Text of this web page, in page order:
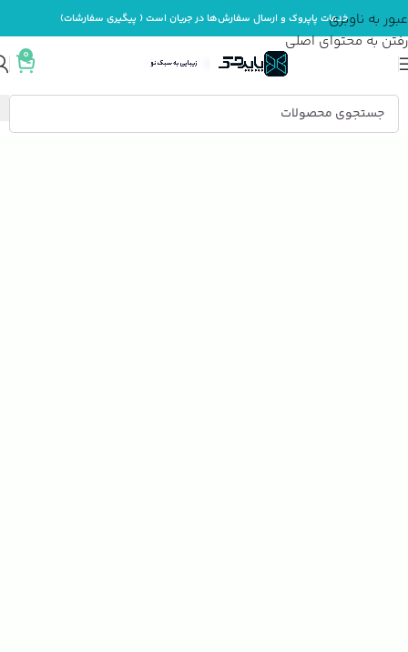
عبور به ناوبری
رفتن به محتوای اصلی
خدمات پاپروک و ارسال سفارش‌ها در جریان است ( پیگیری سفارشات)
0